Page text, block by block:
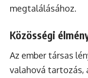
megtalálásához.
Közösségi
Az ember társas
valahová tartozás,